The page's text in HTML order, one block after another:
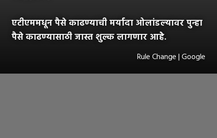
एटीएममधून पैसे काढण्याची मर्यादा ओलांडल्यावर पुन्हा
पैसे काढण्यासाठी जास्त शुल्क लागणार आहेे.
Rule Change | Google